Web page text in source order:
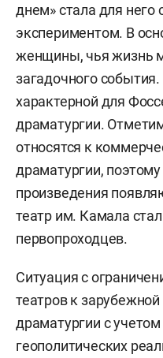
днем» стала для
экспериментом. В
женщины, чья жизнь
загадочного
характерной для
драматургии.
относятся к
драматургии, поэтому
произведения
театр им. Камала
первопроходцев.
Ситуация с
театров к
драматургии с
геополитических